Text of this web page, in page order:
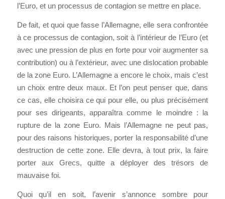
l’Euro, et un processus de contagion se mettre en place.
De fait, et quoi que fasse l’Allemagne, elle sera confrontée
à ce processus de contagion, soit à l’intérieur de l’Euro (et
avec une pression de plus en forte pour voir augmenter sa
contribution) ou à l’extérieur, avec une dislocation probable
de la zone Euro. L’Allemagne a encore le choix, mais c’est
un choix entre deux maux. Et l’on peut penser que, dans
ce cas, elle choisira ce qui pour elle, ou plus précisément
pour ses dirigeants, apparaîtra comme le moindre : la
rupture de la zone Euro. Mais l’Allemagne ne peut pas,
pour des raisons historiques, porter la responsabilité d’une
destruction de cette zone. Elle devra, à tout prix, la faire
porter aux Grecs, quitte a déployer des trésors de
mauvaise foi.
Quoi qu’il en soit, l’avenir s’annonce sombre pour